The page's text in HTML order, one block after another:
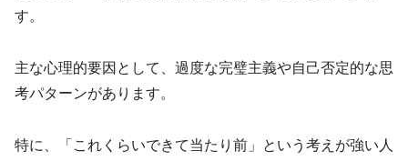
す。
主な心理的要因として、過度な完璧主義や自己否定的な思
考パターンがあります。
特に、「これくらいできて当たり前」という考えが強い人